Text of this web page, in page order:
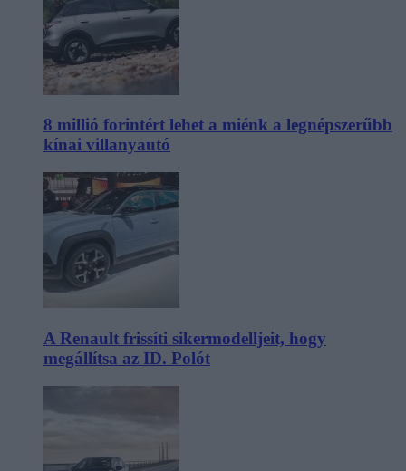
8 millió forintért lehet a miénk a legnépszerűbb
kínai villanyautó
A Renault frissíti sikermodelljeit, hogy
megállítsa az ID. Polót